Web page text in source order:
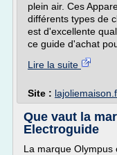
plein air. Ces
différents types de
est d'excellente
ce guide d'achat
Lire la suite
Site :
Que vaut la
Electroguide
La marque Olympus